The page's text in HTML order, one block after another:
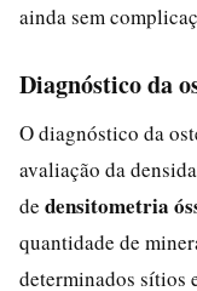
ainda sem
Diagnóstico da
O diagnóstico da
avaliação da
de densitometria
quantidade de
determinados sítios